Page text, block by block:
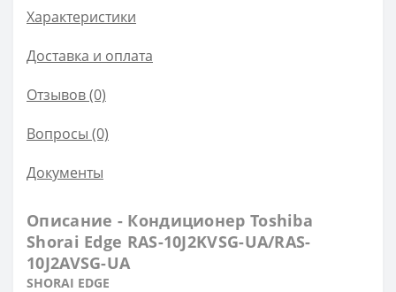
Характеристики
Доставка и оплата
Отзывов (0)
Вопросы (0)
Документы
Описание - Кондиционер Toshiba
Shorai Edge RAS-10J2KVSG-UA/RAS-
10J2AVSG-UA
SHORAI EDGE